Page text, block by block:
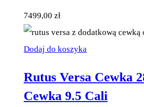
7499,00 zł
Dodaj do koszyka
Rutus Versa Cewka
Cewka 9.5 Cali